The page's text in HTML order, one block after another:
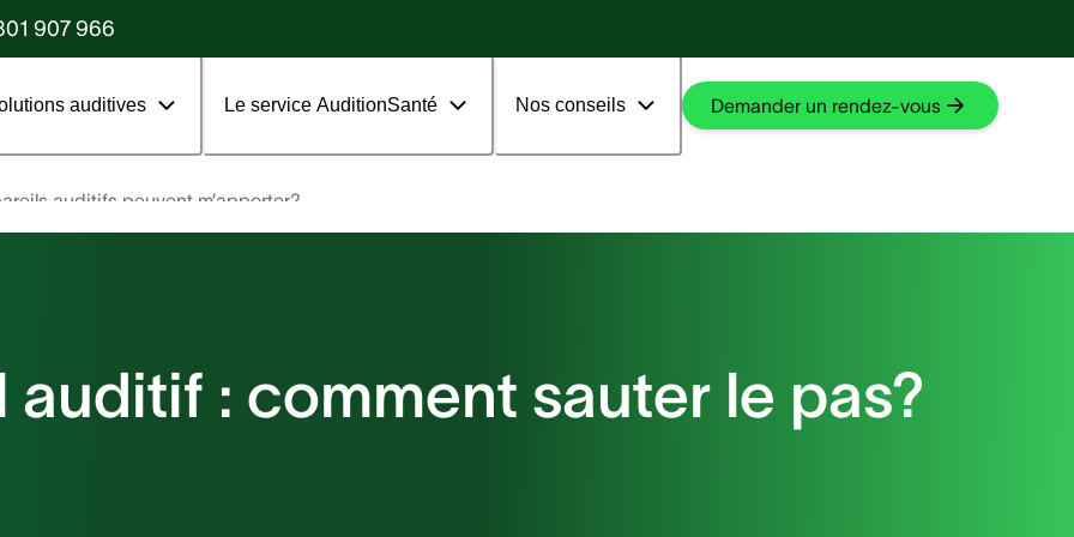
907 966
auditives Le service AuditionSanté Nos conseils Demander un rendez-vous
En savoir plus
En savoir plus
auditifs peuvent m’apporter?
: comment sauter le pas?